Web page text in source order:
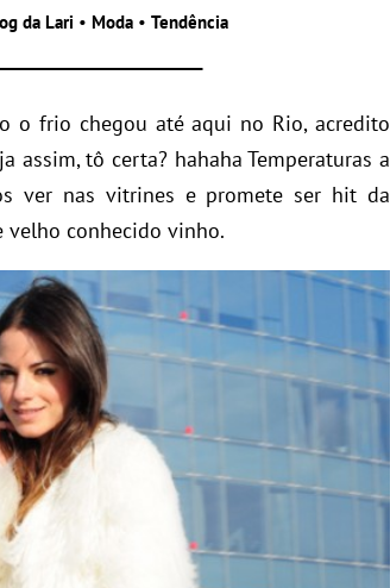
da Lari • Moda • Tendência
o frio chegou até aqui no Rio, acredito
assim, tô certa? hahaha Temperaturas a
ver nas vitrines e promete ser hit da
velho conhecido vinho.